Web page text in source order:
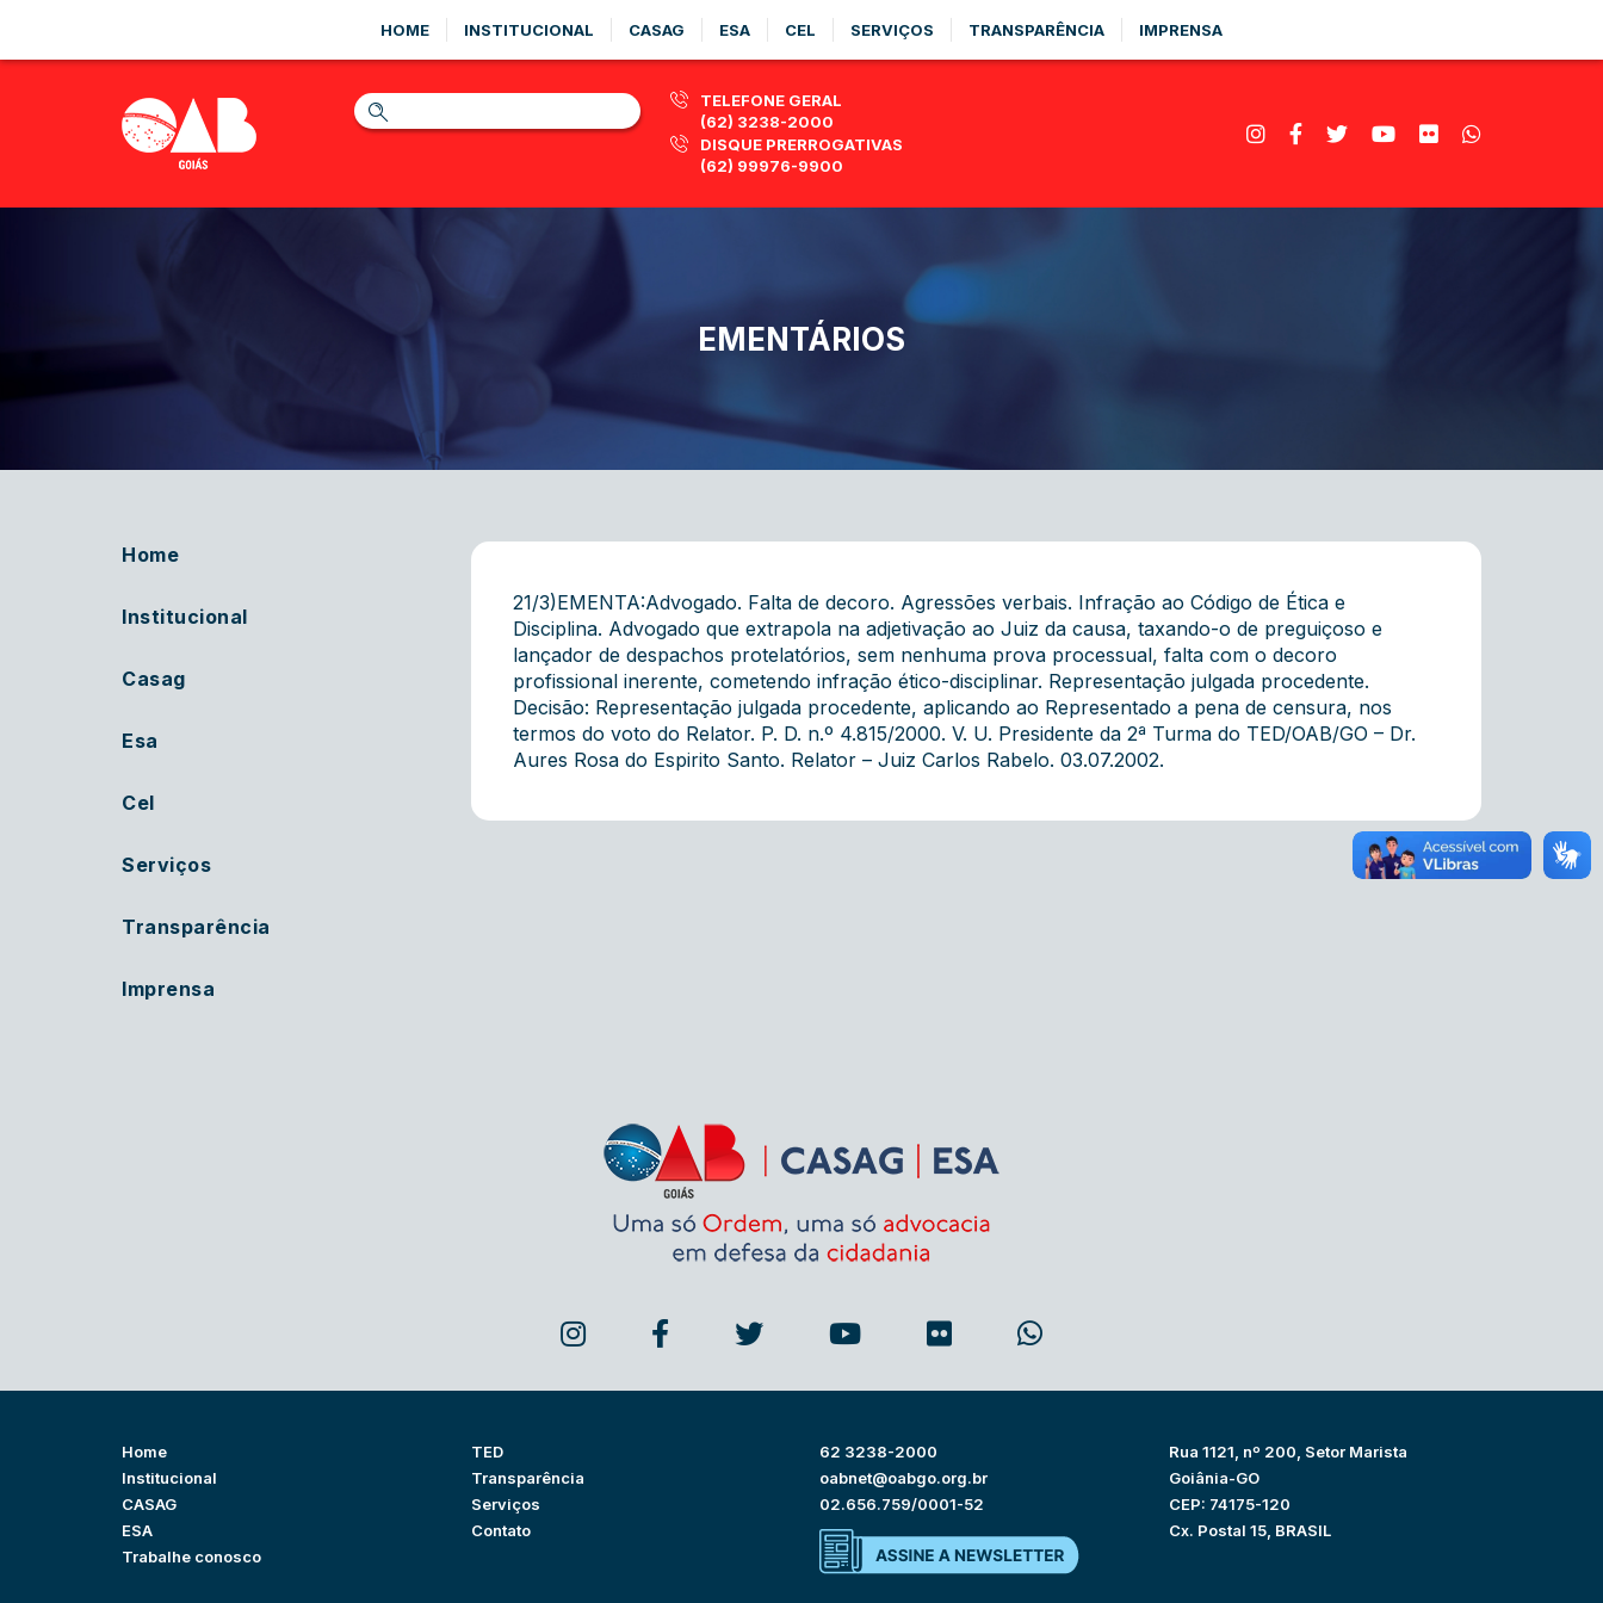
HOME INSTITUCIONAL CASAG ESA CEL SERVIÇOS TRANSPARÊNCIA IMPRENSA
TELEFONE GERAL
(62) 3238-2000
DISQUE PRERROGATIVAS
(62) 99976-9900
EMENTÁRIOS
Home
Institucional
Casag
Esa
Cel
Serviços
Transparência
Imprensa
21/3)EMENTA:Advogado. Falta de decoro. Agressões verbais. Infração ao Código de Ética e
Disciplina. Advogado que extrapola na adjetivação ao Juiz da causa, taxando-o de preguiçoso e
lançador de despachos protelatórios, sem nenhuma prova processual, falta com o decoro
profissional inerente, cometendo infração ético-disciplinar. Representação julgada procedente.
Decisão: Representação julgada procedente, aplicando ao Representado a pena de censura, nos
termos do voto do Relator. P. D. n.º 4.815/2000. V. U. Presidente da 2ª Turma do TED/OAB/GO – Dr.
Aures Rosa do Espirito Santo. Relator – Juiz Carlos Rabelo. 03.07.2002.
Home
Institucional
CASAG
ESA
Trabalhe conosco
TED
Transparência
Serviços
Contato
62 3238-2000
oabnet@oabgo.org.br
02.656.759/0001-52
Rua 1121, nº 200, Setor Marista
Goiânia-GO
CEP: 74175-120
Cx. Postal 15, BRASIL